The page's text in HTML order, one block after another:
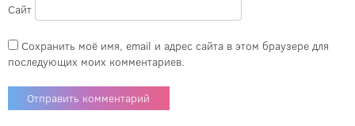
Сайт
Сохранить моё имя, email и адрес сайта в этом браузере для
последующих моих комментариев.